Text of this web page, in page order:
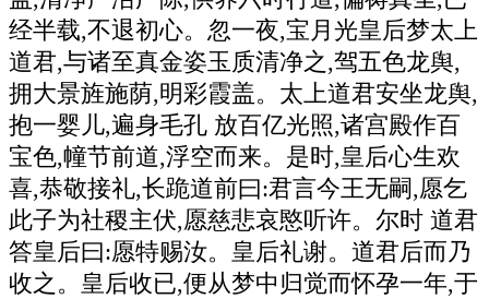
经半载,不退初心。忽一夜,宝月光皇后梦太上
道君,与诸至真金姿玉质清净之,驾五色龙舆,
拥大景旌施荫,明彩霞盖。太上道君安坐龙舆,
抱一婴儿,遍身毛孔 放百亿光照,诸宫殿作百
宝色,幢节前道,浮空而来。是时,皇后心生欢
喜,恭敬接礼,长跪道前曰:君言今王无嗣,愿乞
此子为社稷主伏,愿慈悲哀愍听许。尔时 道君
答皇后曰:愿特赐汝。皇后礼谢。道君后而乃
收之。皇后收已,便从梦中归觉而怀孕一年,于